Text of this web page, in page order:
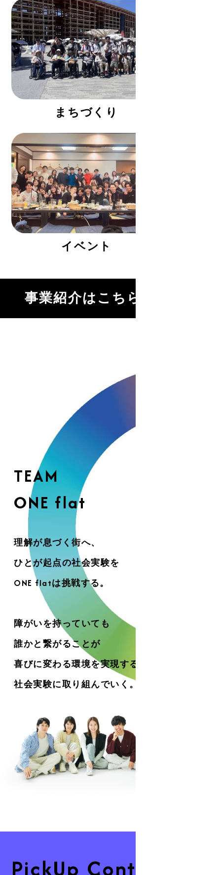
まちづくり
イベント
事業紹介はこちら
TEAM
ONE flat
理解が息づく街へ、
ひとが起点の社会実験を
ONE flatは挑戦する。
障がいを持っていても
誰かと繋がることが
喜びに変わる環境を実現するために
社会実験に取り組んでいく。
PickUp Contents